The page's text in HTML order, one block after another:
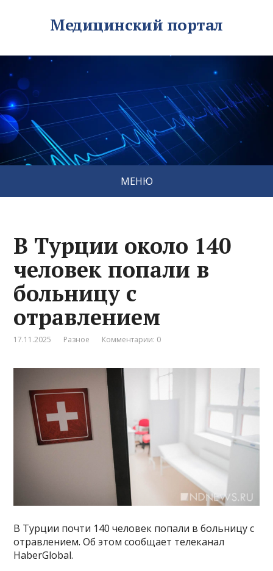
Медицинский портал
МЕНЮ
В Турции около 140
человек попали в
больницу с
отравлением
17.11.2025 Разное Комментарии: 0
В Турции почти 140 человек попали в больницу с
отравлением. Об этом сообщает телеканал
HaberGlobal.